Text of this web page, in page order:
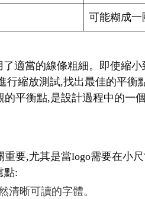
可能糊成一
適當的線條粗細。即使縮
行縮放測試,找出最佳的平
平衡點,是設計過程中的一個
要,尤其是當logo需要在小
點:
清晰可讀的字體。